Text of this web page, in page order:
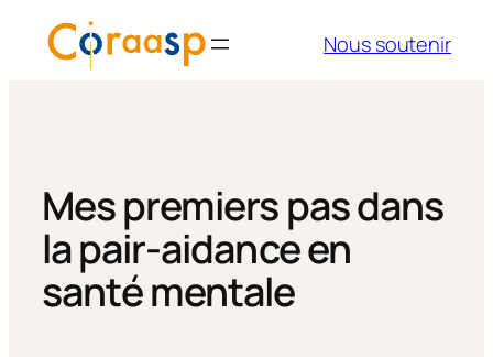
Nous soutenir
Mes premiers pas dans
la pair-aidance en
santé mentale